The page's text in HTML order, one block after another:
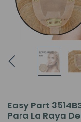
Easy Part
Para La Raya